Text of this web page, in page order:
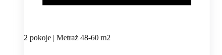
2 pokoje | Metraż 48-60 m2